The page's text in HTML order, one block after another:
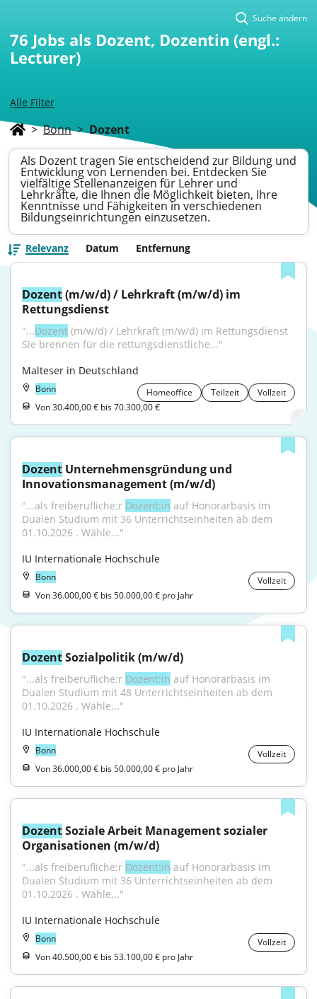
Alle Filter
Suche ändern
76 Jobs als Dozent, Dozentin (engl.:
Lecturer)
> Bonn > Dozent
Als Dozent tragen Sie entscheidend zur Bildung und
Entwicklung von Lernenden bei. Entdecken Sie
vielfältige Stellenanzeigen für Lehrer und
Lehrkräfte, die Ihnen die Möglichkeit bieten, Ihre
Kenntnisse und Fähigkeiten in verschiedenen
Bildungseinrichtungen einzusetzen.
Relevanz Datum Entfernung
Dozent (m/w/d) / Lehrkraft (m/w/d) im
Rettungsdienst
"...Dozent (m/w/d) / Lehrkraft (m/w/d) im Rettungsdienst
Sie brennen für die rettungsdienstliche..."
Malteser in Deutschland
Bonn Homeoffice Teilzeit
Vollzeit
Von 30.400,00 € bis 70.300,00 €
Dozent Unternehmensgründung und
Innovationsmanagement (m/w/d)
"...als freiberufliche:r Dozent:in auf Honorarbasis im
Dualen Studium mit 36 Unterrichtseinheiten ab dem
01.10.2026 . Wähle..."
IU Internationale Hochschule
Bonn
Vollzeit
Von 36.000,00 € bis 50.000,00 € pro Jahr
Dozent Sozialpolitik (m/w/d)
"...als freiberufliche:r Dozent:in auf Honorarbasis im
Dualen Studium mit 48 Unterrichtseinheiten ab dem
01.10.2026 . Wähle..."
IU Internationale Hochschule
Bonn
Vollzeit
Von 36.000,00 € bis 50.000,00 € pro Jahr
Dozent Soziale Arbeit Management sozialer
Organisationen (m/w/d)
"...als freiberufliche:r Dozent:in auf Honorarbasis im
Dualen Studium mit 36 Unterrichtseinheiten ab dem
01.10.2026 . Wähle..."
IU Internationale Hochschule
Bonn
Vollzeit
Von 40.500,00 € bis 53.100,00 € pro Jahr